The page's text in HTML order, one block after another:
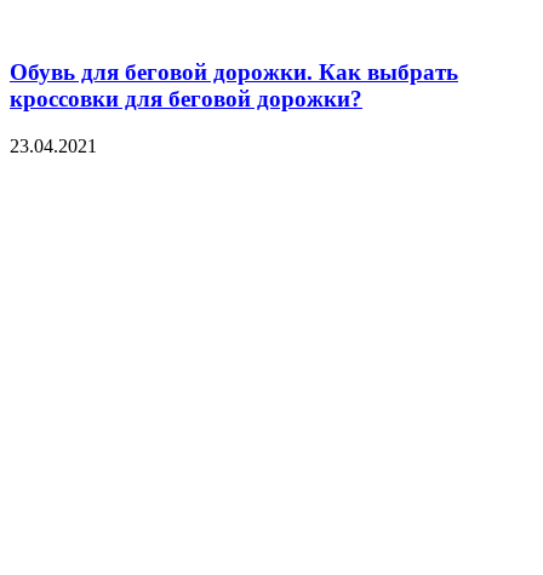
Обувь для беговой дорожки. Как выбрать
кроссовки для беговой дорожки?
23.04.2021